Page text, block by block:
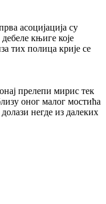
асоцијација су
књиге које
тих полица крије се
прелепи мирис тек
оног малог мостића
негде из далеких